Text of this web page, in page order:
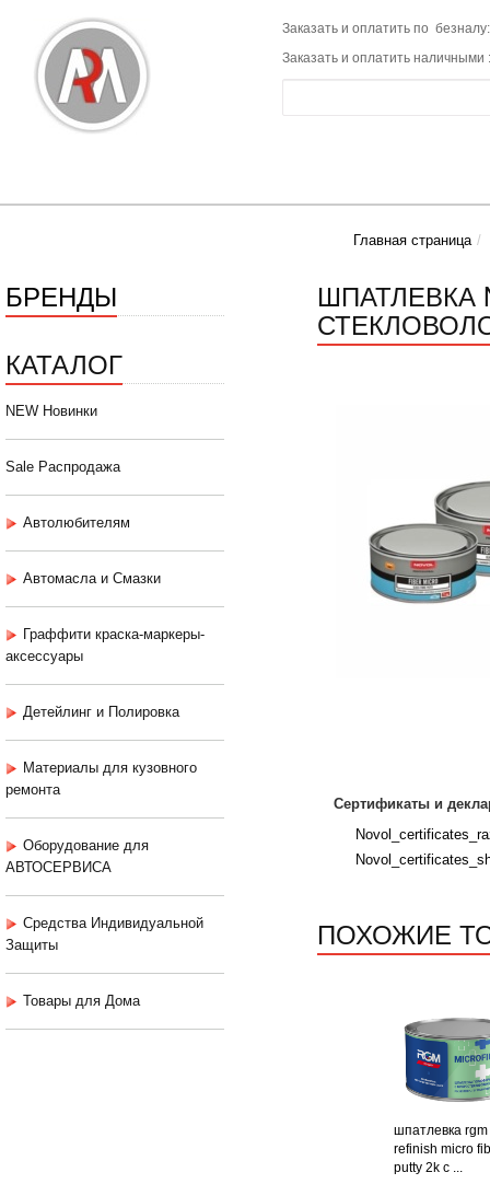
Заказать и оплатить по
Заказать и оплатить наличными
Главная страница
БРЕНДЫ
КАТАЛОГ
NEW Новинки
Sale Распродажа
Автолюбителям
Автомасла и Смазки
Граффити краска-маркеры-
аксессуары
Детейлинг и Полировка
Материалы для кузовного
ремонта
Оборудование для
АВТОСЕРВИСА
Средства Индивидуальной
Защиты
Товары для Дома
ШПАТЛЕВКА
Сертификаты и
ПОХОЖИЕ
шпатлевка rgm
refinish micro
putty 2k с ...